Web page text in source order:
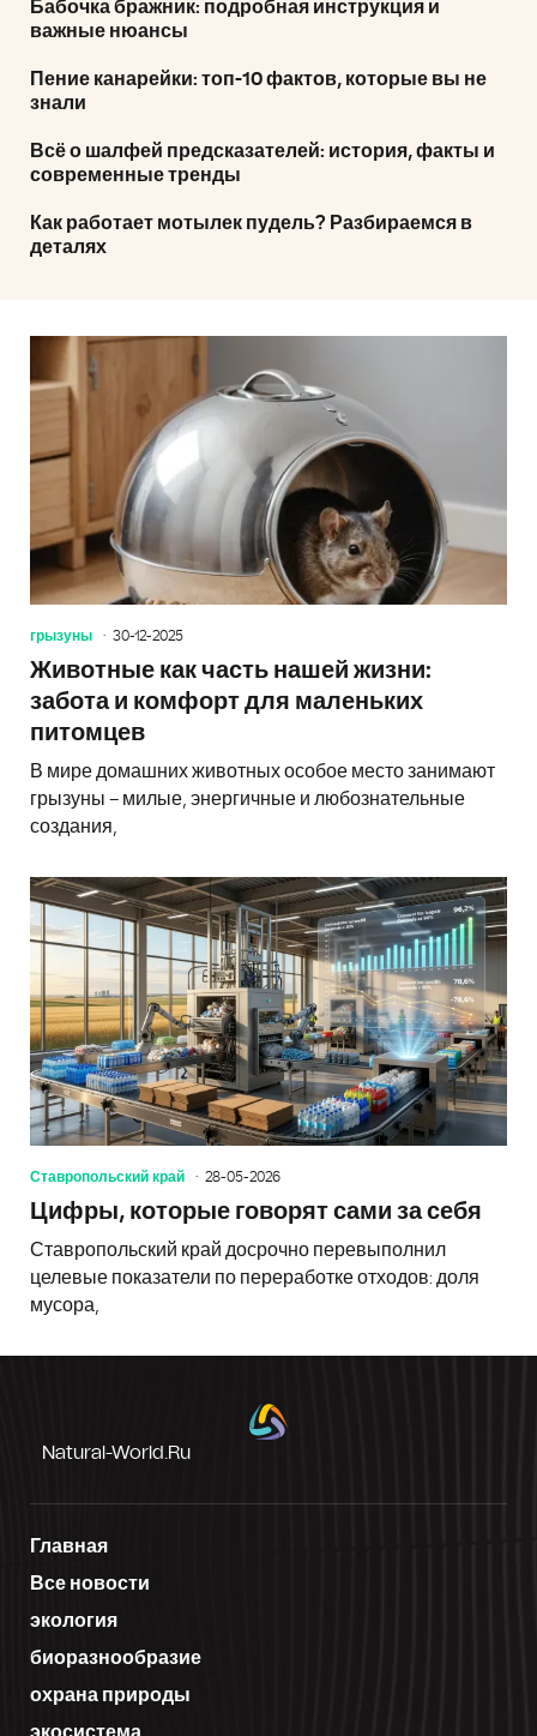
Бабочка бражник: подробная инструкция и
важные нюансы
Пение канарейки: топ-10 фактов, которые вы не
знали
Всё о шалфей предсказателей: история, факты и
современные тренды
Как работает мотылек пудель? Разбираемся в
деталях
грызуны 30-12-2025
Животные как часть нашей жизни:
забота и комфорт для маленьких
питомцев
В мире домашних животных особое место занимают
грызуны – милые, энергичные и любознательные
создания,
Ставропольский край 28-05-2026
Цифры, которые говорят сами за себя
Ставропольский край досрочно перевыполнил
целевые показатели по переработке отходов: доля
мусора,
Natural-World.ru
Главная
Все новости
экология
биоразнообразие
охрана природы
экосистема